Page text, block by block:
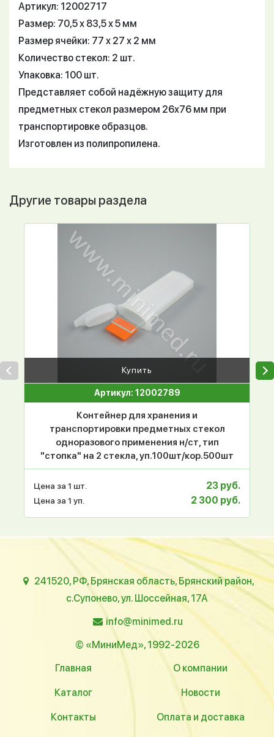
Артикул: 12002717
Размер: 70,5 х 83,5 х 5 мм
Размер ячейки: 77 х 27 х 2 мм
Количество стекол: 2 шт.
Упаковка: 100 шт.
Представляет собой надёжную защиту для
предметных стекол размером 26х76 мм при
транспортировке образцов.
Изготовлен из полипропилена.
Другие товары раздела
Купить
Артикул: 12002789
Контейнер для хранения и
транспортировки предметных стекол
одноразового применения н/ст, тип
"стопка" на 2 стекла, уп.100шт/кор.500шт
Цена за 1 шт. 23 руб.
Цена за 1 уп. 2 300 руб.
241520, РФ, Брянская область, Брянский район,
с.Супонево, ул. Шоссейная, 17А
info@minimed.ru
© «МиниМед», 1992-2026
Главная
О компании
Каталог Новости
Контакты Оплата и доставка